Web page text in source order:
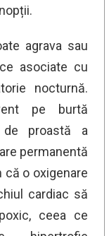
agrava sau
asociate cu
nocturnă.
pe burtă
de proastă a
permanentă
că o oxigenare
cardiac să
ceea ce